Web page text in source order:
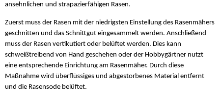
ansehnlichen und strapazierfähigen Rasen.
Zuerst muss der Rasen mit der niedrigsten Einstellung des Rasenmähers
geschnitten und das Schnittgut eingesammelt werden. Anschließend
muss der Rasen vertikutiert oder belüftet werden. Dies kann
schweißtreibend von Hand geschehen oder der Hobbygärtner nutzt
eine entsprechende Einrichtung am Rasenmäher. Durch diese
Maßnahme wird überflüssiges und abgestorbenes Material entfernt
und die Rasensode belüftet.